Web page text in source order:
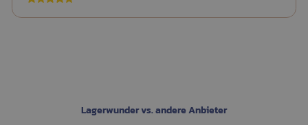
Lagerwunder vs. andere Anbieter